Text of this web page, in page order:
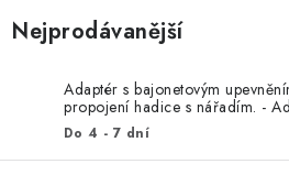
PRODEJNY
ZNAČKY
Nejprodávanější
Adaptér s bajonetovým
propojení hadice s nářadím. -
Bayonet - 1 pc
Do 4 - 7 dní